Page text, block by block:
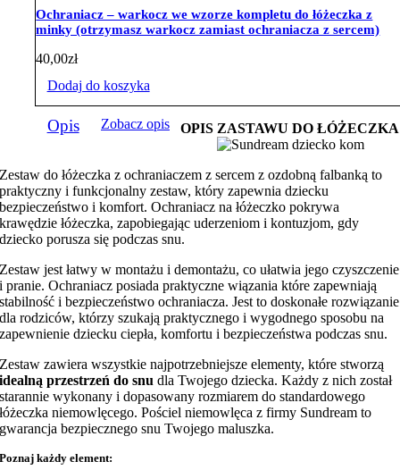
Ochraniacz – warkocz we wzorze kompletu do łóżeczka z
minky (otrzymasz warkocz zamiast ochraniacza z sercem)
40,00zł
Dodaj do koszyka
Opis Zobacz opis OPIS ZASTAWU DO ŁÓŻECZKA
Zestaw do łóżeczka z ochraniaczem z sercem z ozdobną falbanką to
praktyczny i funkcjonalny zestaw, który zapewnia dziecku
bezpieczeństwo i komfort. Ochraniacz na łóżeczko pokrywa
krawędzie łóżeczka, zapobiegając uderzeniom i kontuzjom, gdy
dziecko porusza się podczas snu.
Zestaw jest łatwy w montażu i demontażu, co ułatwia jego czyszczenie
i pranie. Ochraniacz posiada praktyczne wiązania które zapewniają
stabilność i bezpieczeństwo ochraniacza. Jest to doskonałe rozwiązanie
dla rodziców, którzy szukają praktycznego i wygodnego sposobu na
zapewnienie dziecku ciepła, komfortu i bezpieczeństwa podczas snu.
Zestaw zawiera wszystkie najpotrzebniejsze elementy, które stworzą
idealną przestrzeń do snu dla Twojego dziecka. Każdy z nich został
starannie wykonany i dopasowany rozmiarem do standardowego
łóżeczka niemowlęcego. Pościel niemowlęca z firmy Sundream to
gwarancja bezpiecznego snu Twojego maluszka.
Poznaj każdy element: